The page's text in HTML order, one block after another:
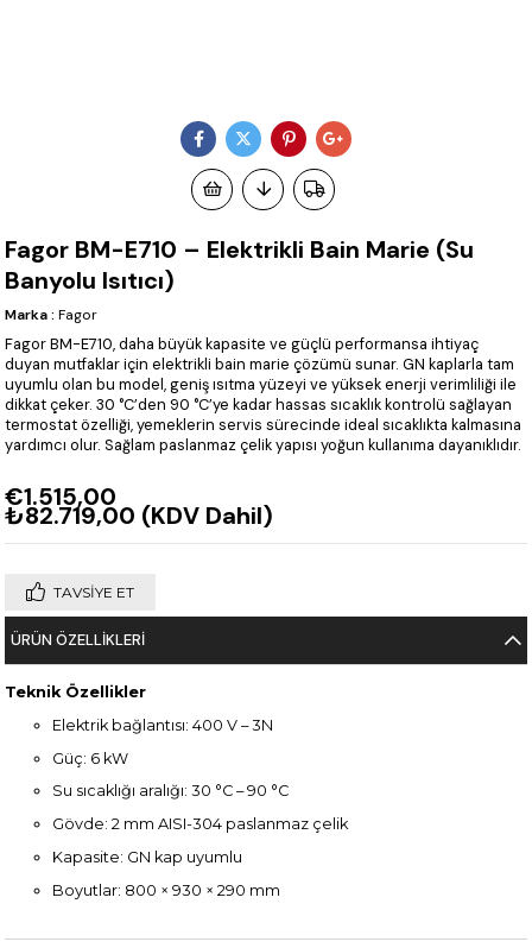
Fagor BM-E710 – Elektrikli Bain Marie (Su
Banyolu Isıtıcı)
Marka : Fagor
Fagor BM-E710, daha büyük kapasite ve güçlü performansa ihtiyaç
duyan mutfaklar için elektrikli bain marie çözümü sunar. GN kaplarla tam
uyumlu olan bu model, geniş ısıtma yüzeyi ve yüksek enerji verimliliği ile
dikkat çeker. 30 °C’den 90 °C’ye kadar hassas sıcaklık kontrolü sağlayan
termostat özelliği, yemeklerin servis sürecinde ideal sıcaklıkta kalmasına
yardımcı olur. Sağlam paslanmaz çelik yapısı yoğun kullanıma dayanıklıdır.
€1.515,00
₺82.719,00 (KDV Dahil)
TAVSIYE ET
ÜRÜN ÖZELLIKLERI
Teknik Özellikler
Elektrik bağlantısı: 400 V – 3N
Güç: 6 kW
Su sıcaklığı aralığı: 30 °C – 90 °C
Gövde: 2 mm AISI-304 paslanmaz çelik
Kapasite: GN kap uyumlu
Boyutlar: 800 × 930 × 290 mm